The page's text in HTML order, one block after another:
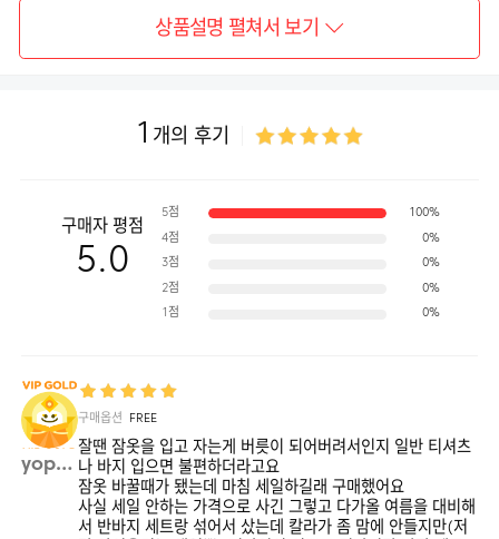
상품설명 펼쳐서 보기
1 개의 후기
구매자 평점
5.0
5점 100%
4점 0%
3점 0%
2점 0%
1점 0%
yoppy**
구매옵션 FREE
잘땐 잠옷을 입고 자는게 버릇이 되어버려서인지 일반 티셔츠
나 바지 입으면 불편하더라고요
잠옷 바꿀때가 됐는데 마침 세일하길래 구매했어요
사실 세일 안하는 가격으로 사긴 그렇고 다가올 여름을 대비해
서 반바지 세트랑 섞어서 샀는데 칼라가 좀 맘에 안들지만(저